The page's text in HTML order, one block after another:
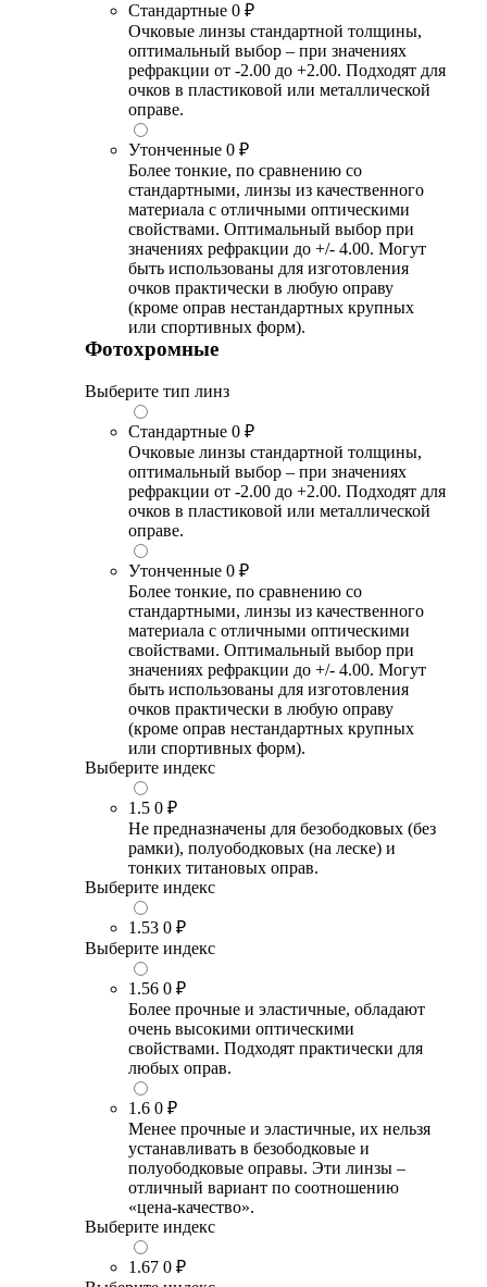
Стандартные 0 ₽
Очковые линзы стандартной толщины,
оптимальный выбор – при значениях
рефракции от -2.00 до +2.00. Подходят для
очков в пластиковой или металлической
оправе.
Утонченные 0 ₽
Более тонкие, по сравнению со
стандартными, линзы из качественного
материала с отличными оптическими
свойствами. Оптимальный выбор при
значениях рефракции до +/- 4.00. Могут
быть использованы для изготовления
очков практически в любую оправу
(кроме оправ нестандартных крупных
или спортивных форм).
Фотохромные
Выберите тип линз
Стандартные 0 ₽
Очковые линзы стандартной толщины,
оптимальный выбор – при значениях
рефракции от -2.00 до +2.00. Подходят для
очков в пластиковой или металлической
оправе.
Утонченные 0 ₽
Более тонкие, по сравнению со
стандартными, линзы из качественного
материала с отличными оптическими
свойствами. Оптимальный выбор при
значениях рефракции до +/- 4.00. Могут
быть использованы для изготовления
очков практически в любую оправу
(кроме оправ нестандартных крупных
или спортивных форм).
Выберите индекс
1.5 0 ₽
Не предназначены для безободковых (без
рамки), полуободковых (на леске) и
тонких титановых оправ.
Выберите индекс
1.53 0 ₽
Выберите индекс
1.56 0 ₽
Более прочные и эластичные, обладают
очень высокими оптическими
свойствами. Подходят практически для
любых оправ.
1.6 0 ₽
Менее прочные и эластичные, их нельзя
устанавливать в безободковые и
полуободковые оправы. Эти линзы –
отличный вариант по соотношению
«цена-качество».
Выберите индекс
1.67 0 ₽